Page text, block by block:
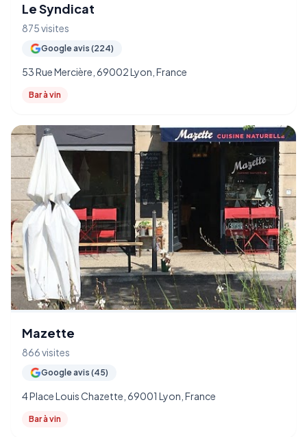
Le Syndicat
875 visites
Google avis (224)
53 Rue Mercière, 69002 Lyon, France
Bar à vin
Mazette
866 visites
Google avis (45)
4 Place Louis Chazette, 69001 Lyon, France
Bar à vin